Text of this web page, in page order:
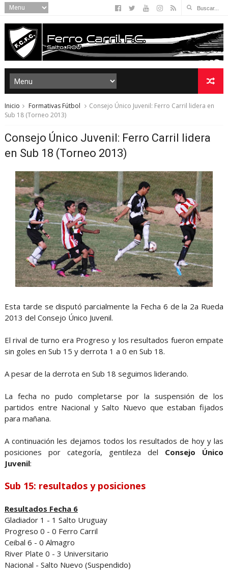
Inicio Formativas Fútbol
Consejo Único Juvenil: Ferro Carril lidera en
Sub 18 (Torneo 2013)
Consejo Único Juvenil: Ferro Carril lidera
en Sub 18 (Torneo 2013)
Esta tarde se disputó parcialmente la Fecha 6 de la 2a Rueda
2013 del Consejo Único Juvenil.
El rival de turno era Progreso y los resultados fueron empate
sin goles en Sub 15 y derrota 1 a 0 en Sub 18.
A pesar de la derrota en Sub 18 seguimos liderando.
La fecha no pudo completarse por la suspensión de los
partidos entre Nacional y Salto Nuevo que estaban fijados
para mañana.
A continuación les dejamos todos los resultados de hoy y las
posiciones por categoría, gentileza del Consejo Único
Juvenil:
Sub 15: resultados y posiciones
Resultados Fecha 6
Gladiador 1 - 1 Salto Uruguay
Progreso 0 - 0 Ferro Carril
Ceibal 6 - 0 Almagro
River Plate 0 - 3 Universitario
Nacional - Salto Nuevo (Suspendido)